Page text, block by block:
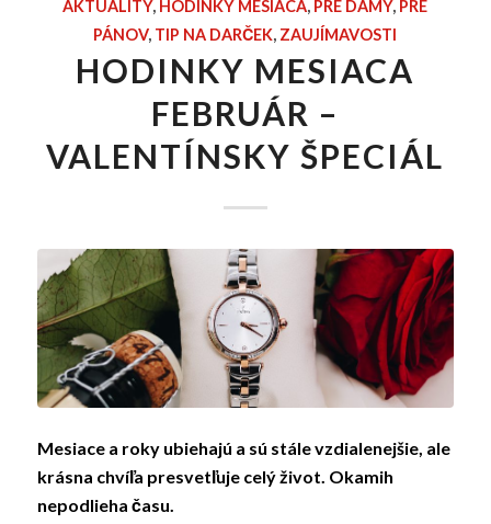
AKTUALITY, HODINKY MESIACA, PRE DÁMY, PRE
PÁNOV, TIP NA DARČEK, ZAUJÍMAVOSTI
HODINKY MESIACA
FEBRUÁR –
VALENTÍNSKY ŠPECIÁL
Mesiace a roky ubiehajú a sú stále vzdialenejšie, ale
krásna chvíľa presvetľuje celý život. Okamih
nepodlieha času.